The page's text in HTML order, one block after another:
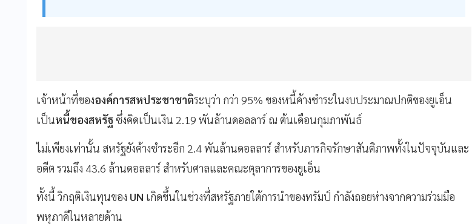
เจ้าหน้าที่ขององค์การสหประชาชาติระบุว่า กว่า 95% ของหนี้ค้างชำระในงบประมาณปกติของยูเอ็น
เป็นหนี้ของสหรัฐซึ่งคิดเป็นเงิน 2.19 พันล้านดอลลาร์ ณ ต้นเดือนกุมภาพันธ์
ไม่เพียงเท่านั้น สหรัฐยังค้างชำระอีก 2.4 พันล้านดอลลาร์ สำหรับภารกิจรักษาสันติภาพทั้งในปัจจุบันและ
อดีต รวมถึง 43.6 ล้านดอลลาร์ สำหรับศาลและคณะตุลาการของยูเอ็น
ทั้งนี้ วิกฤติเงินทุนของ UN เกิดขึ้นในช่วงที่สหรัฐภายใต้การนำของทรัมป์ กำลังถอยห่างจากความร่วมมือ
พหุภาคีในหลายด้าน